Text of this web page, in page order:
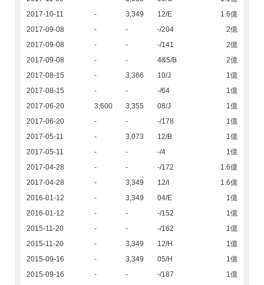
2017-10-11
- 3,349 12/E
1.6億
2017-09-08
- - -/204
2億
2017-09-08
- - -/141
2億
2017-09-08
- - 4&5/B
2億
2017-08-15
- 3,366 10/J
1億
2017-08-15
- - -/64
1億
2017-06-20
3,600 3,355 08/J
1億
2017-06-20
- - -/178
1億
2017-05-11
- 3,073 12/B
1億
2017-05-11
- - -/4
1億
2017-04-28
- - -/172
1.6億
2017-04-28
- 3,349 12/I
1.6億
2016-01-12
- 3,349 04/E
1億
2016-01-12
- - -/152
1億
2015-11-20
- - -/162
1億
2015-11-20
- 3,349 12/H
1億
2015-09-16
- 3,349 05/H
1億
2015-09-16
- - -/187
1億